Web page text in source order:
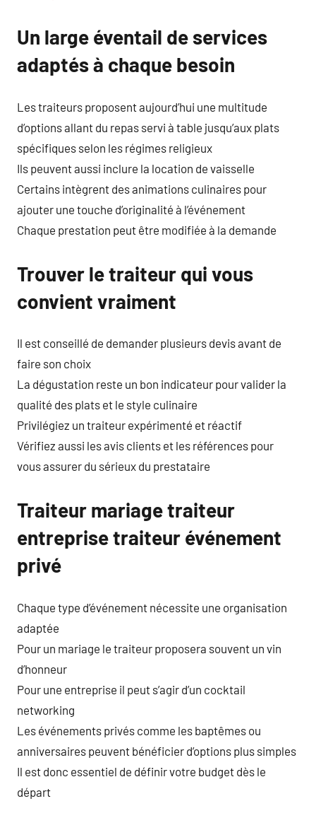
Un large éventail de services
adaptés à chaque besoin
Les traiteurs proposent aujourd’hui une multitude
d’options allant du repas servi à table jusqu’aux plats
spécifiques selon les régimes religieux
Ils peuvent aussi inclure la location de vaisselle
Certains intègrent des animations culinaires pour
ajouter une touche d’originalité à l’événement
Chaque prestation peut être modifiée à la demande
Trouver le traiteur qui vous
convient vraiment
Il est conseillé de demander plusieurs devis avant de
faire son choix
La dégustation reste un bon indicateur pour valider la
qualité des plats et le style culinaire
Privilégiez un traiteur expérimenté et réactif
Vérifiez aussi les avis clients et les références pour
vous assurer du sérieux du prestataire
Traiteur mariage traiteur
entreprise traiteur événement
privé
Chaque type d’événement nécessite une organisation
adaptée
Pour un mariage le traiteur proposera souvent un vin
d’honneur
Pour une entreprise il peut s’agir d’un cocktail
networking
Les événements privés comme les baptêmes ou
anniversaires peuvent bénéficier d’options plus simples
Il est donc essentiel de définir votre budget dès le
départ